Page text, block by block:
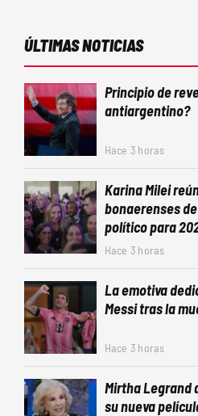
ÚLTIMAS NOTICIAS
Principio de
antiargentino?
Hace 3 horas
Karina Milei
bonaerenses
político para
Hace 3 horas
La emotiva
Messi tras la
Hace 3 horas
Mirtha Legrand
su nueva